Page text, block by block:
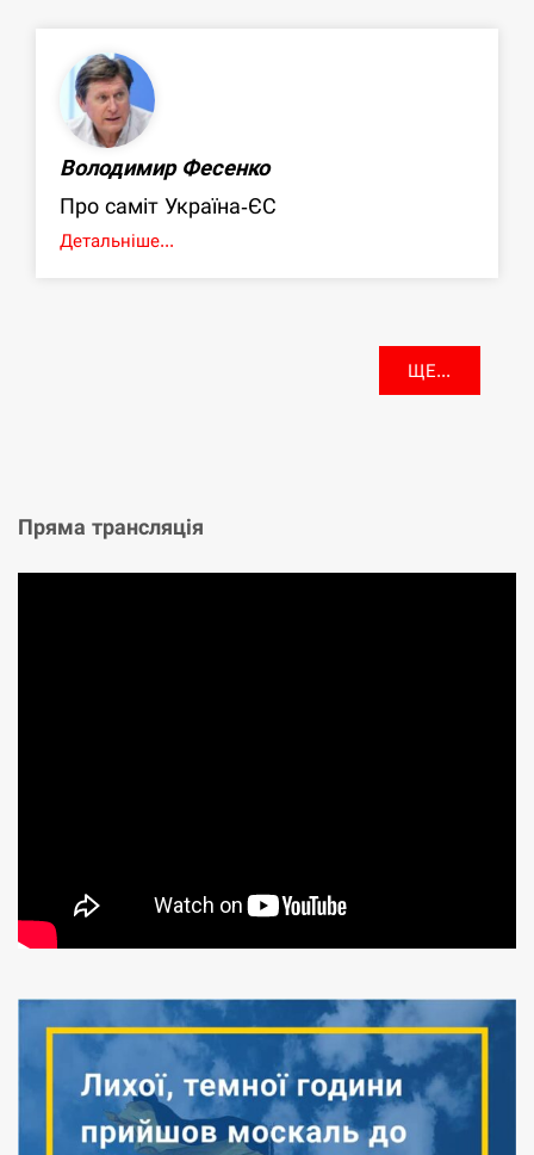
Володимир Фесенко
Про саміт Україна-ЄС
Детальніше...
ЩЕ...
Пряма трансляція